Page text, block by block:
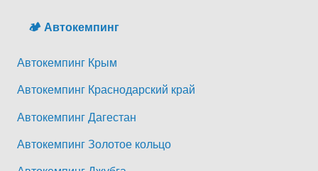
🏕️ Автокемпинг
Автокемпинг Крым
Автокемпинг Краснодарский край
Автокемпинг Дагестан
Автокемпинг Золотое кольцо